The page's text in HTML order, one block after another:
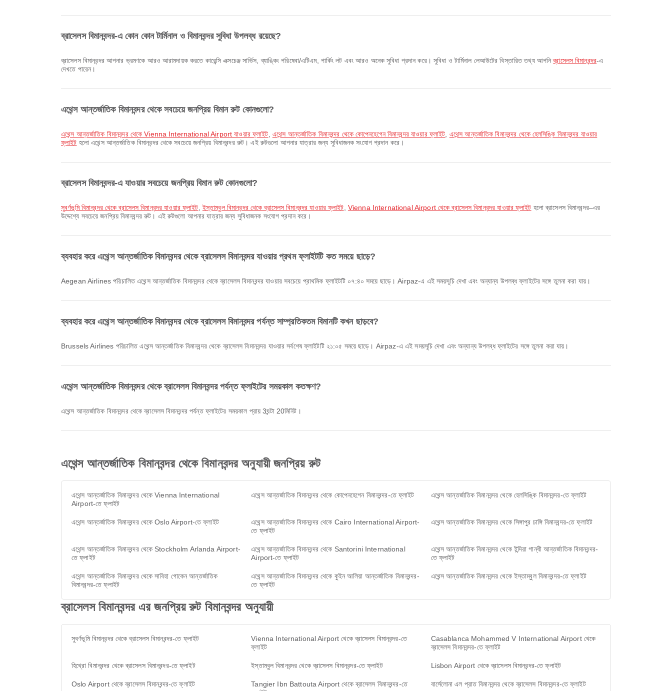
ব্রাসেলস বিমানবন্দর-এ কোন কোন টার্মিনাল ও বিমানবন্দর সুবিধা উপলব্ধ রয়েছে?
ব্রাসেলস বিমানবন্দর আপনার ভ্রমণকে আরও আরামদায়ক করতে কারেন্সি এক্সচেঞ্জ সার্ভিস, ব্যাঙ্কিং পরিষেবা/এটিএম, পার্কিং লট এবং আরও অনেক সুবিধা প্রদান করে। সুবিধা ও টার্মিনাল লেআউটের বিস্তারিত তথ্য আপনিব্রাসেলস বিমানবন্দর-এ
দেখতে পারেন।
এথেন্স আন্তর্জাতিক বিমানবন্দর থেকে সবচেয়ে জনপ্রিয় বিমান রুট কোনগুলো?
এথেন্স আন্তর্জাতিক বিমানবন্দর থেকে Vienna International Airport যাওয়ার ফ্লাইট এথেন্স আন্তর্জাতিক বিমানবন্দর থেকে কোপেনহেগেন বিমানবন্দর যাওয়ার ফ্লাইট এথেন্স আন্তর্জাতিক বিমানবন্দর থেকে হেলসিঙ্কি বিমানবন্দর যাওয়ার
ফ্লাইট হলো এথেন্স আন্তর্জাতিক বিমানবন্দর থেকে সবচেয়ে জনপ্রিয় বিমানবন্দর রুট। এই রুটগুলো আপনার যাত্রার জন্য সুবিধাজনক সংযোগ প্রদান করে।
ব্রাসেলস বিমানবন্দর-এ যাওয়ার সবচেয়ে জনপ্রিয় বিমান রুট কোনগুলো?
সুবর্ণভূমি বিমানবন্দর থেকে ব্রাসেলস বিমানবন্দর যাওয়ার ফ্লাইট ,ইস্তাম্বুল বিমানবন্দর থেকে ব্রাসেলস বিমানবন্দর যাওয়ার ফ্লাইট Vienna International Airport থেকে ব্রাসেলস বিমানবন্দর যাওয়ার ফ্লাইট হলো ব্রাসেলস বিমানবন্দর–এর
উদ্দেশ্যে সবচেয়ে জনপ্রিয় বিমানবন্দর রুট। এই রুটগুলো আপনার যাত্রার জন্য সুবিধাজনক সংযোগ প্রদান করে।
ব্যবহার করে এথেন্স আন্তর্জাতিক বিমানবন্দর থেকে ব্রাসেলস বিমানবন্দর যাওয়ার প্রথম ফ্লাইটটি কত সময়ে ছাড়ে?
Aegean Airlines পরিচালিত এথেন্স আন্তর্জাতিক বিমানবন্দর থেকে ব্রাসেলস বিমানবন্দর যাওয়ার সবচেয়ে প্রাথমিক ফ্লাইটটি ০৭:৪০ সময়ে ছাড়ে। Airpaz-এ এই সময়সূচি দেখা এবং অন্যান্য উপলব্ধ ফ্লাইটের সঙ্গে তুলনা করা যায়।
ব্যবহার করে এথেন্স আন্তর্জাতিক বিমানবন্দর থেকে ব্রাসেলস বিমানবন্দর পর্যন্ত সাম্প্রতিকতম বিমানটি কখন ছাড়বে?
Brussels Airlines পরিচালিত এথেন্স আন্তর্জাতিক বিমানবন্দর থেকে ব্রাসেলস বিমানবন্দর যাওয়ার সর্বশেষ ফ্লাইটটি ২১:০৫ সময়ে ছাড়ে। Airpaz-এ এই সময়সূচি দেখা এবং অন্যান্য উপলব্ধ ফ্লাইটের সঙ্গে তুলনা করা যায়।
এথেন্স আন্তর্জাতিক বিমানবন্দর থেকে ব্রাসেলস বিমানবন্দর পর্যন্ত ফ্লাইটের সময়কাল কতক্ষণ?
এথেন্স আন্তর্জাতিক বিমানবন্দর থেকে ব্রাসেলস বিমানবন্দর পর্যন্ত ফ্লাইটের সময়কাল প্রায় 3ঘন্টা 20মিনিট।
এথেন্স আন্তর্জাতিক বিমানবন্দর থেকে বিমানবন্দর অনুযায়ী জনপ্রিয় রুট
এথেন্স আন্তর্জাতিক বিমানবন্দর থেকে Vienna International
Airport-তে ফ্লাইট
এথেন্স আন্তর্জাতিক বিমানবন্দর থেকে কোপেনহেগেন বিমানবন্দর-তে ফ্লাইট এথেন্স আন্তর্জাতিক বিমানবন্দর থেকে হেলসিঙ্কি বিমানবন্দর-তে ফ্লাইট
এথেন্স আন্তর্জাতিক বিমানবন্দর থেকে Oslo Airport-তে ফ্লাইট
এথেন্স আন্তর্জাতিক বিমানবন্দর থেকে Cairo International Airport-
তে ফ্লাইট
এথেন্স আন্তর্জাতিক বিমানবন্দর থেকে সিঙ্গাপুর চাঙ্গি বিমানবন্দর-তে ফ্লাইট
এথেন্স আন্তর্জাতিক বিমানবন্দর থেকে Stockholm Arlanda Airport-
তে ফ্লাইট
এথেন্স আন্তর্জাতিক বিমানবন্দর থেকে Santorini International
Airport-তে ফ্লাইট
এথেন্স আন্তর্জাতিক বিমানবন্দর থেকে ইন্দিরা গান্ধী আন্তর্জাতিক বিমানবন্দর-
তে ফ্লাইট
এথেন্স আন্তর্জাতিক বিমানবন্দর থেকে সাবিহা গোকেন আন্তর্জাতিক
বিমানবন্দর-তে ফ্লাইট
এথেন্স আন্তর্জাতিক বিমানবন্দর থেকে কুইন আলিয়া আন্তর্জাতিক বিমানবন্দর-
তে ফ্লাইট
এথেন্স আন্তর্জাতিক বিমানবন্দর থেকে ইস্তাম্বুল বিমানবন্দর-তে ফ্লাইট
ব্রাসেলস বিমানবন্দর এর জনপ্রিয় রুট বিমানবন্দর অনুযায়ী
সুবর্ণভূমি বিমানবন্দর থেকে ব্রাসেলস বিমানবন্দর-তে ফ্লাইট
Vienna International Airport থেকে ব্রাসেলস বিমানবন্দর-তে
ফ্লাইট
Casablanca Mohammed V International Airport থেকে
ব্রাসেলস বিমানবন্দর-তে ফ্লাইট
হিথ্রো বিমানবন্দর থেকে ব্রাসেলস বিমানবন্দর-তে ফ্লাইট ইস্তাম্বুল বিমানবন্দর থেকে ব্রাসেলস বিমানবন্দর-তে ফ্লাইট Lisbon Airport থেকে ব্রাসেলস বিমানবন্দর-তে ফ্লাইট
Oslo Airport থেকে ব্রাসেলস বিমানবন্দর-তে ফ্লাইট
Tangier Ibn Battouta Airport থেকে ব্রাসেলস বিমানবন্দর-তে
বার্সেলোনা এল প্রাত বিমানবন্দর থেকে ব্রাসেলস বিমানবন্দর-তে ফ্লাইট